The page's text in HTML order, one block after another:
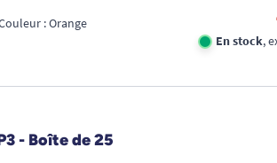
: Orange
En stock,
- Boîte de 25